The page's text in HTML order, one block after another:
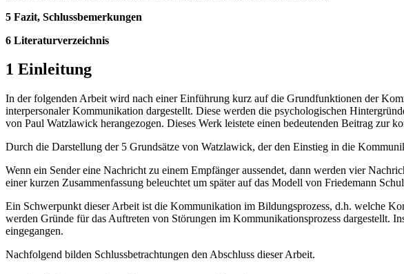
5 Fazit, Schlussbemerkungen
6 Literaturverzeichnis
1 Einleitung
In der folgenden Arbeit wird nach einer Einführung kurz auf die Grundfunktionen der
interpersonaler Kommunikation dargestellt. Diese werden die psychologischen
von Paul Watzlawick herangezogen. Dieses Werk leistete einen bedeutenden Beitrag zur
Durch die Darstellung der 5 Grundsätze von Watzlawick, der den Einstieg in die
Wenn ein Sender eine Nachricht zu einem Empfänger aussendet, dann werden vier
einer kurzen Zusammenfassung beleuchtet um später auf das Modell von Friedemann
Ein Schwerpunkt dieser Arbeit ist die Kommunikation im Bildungsprozess, d.h. welche
werden Gründe für das Auftreten von Störungen im Kommunikationsprozess dargestellt.
eingegangen.
Nachfolgend bilden Schlussbetrachtungen den Abschluss dieser Arbeit.